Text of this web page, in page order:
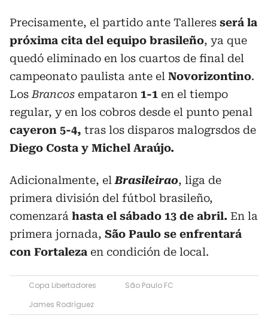
Precisamente, el partido ante Talleres será la
próxima cita del equipo brasileño, ya que
quedó eliminado en los cuartos de final del
campeonato paulista ante el Novorizontino.
Los Brancos empataron 1-1 en el tiempo
regular, y en los cobros desde el punto penal
cayeron 5-4, tras los disparos malogrsdos de
Diego Costa y Michel Araújo.
Adicionalmente, elBrasileirao, liga de
primera división del fútbol brasileño,
comenzará hasta el sábado 13 de abril. En la
primera jornada, São Paulo se enfrentará
con Fortaleza en condición de local.
Copa Libertadores
São Paulo FC
James Rodríguez